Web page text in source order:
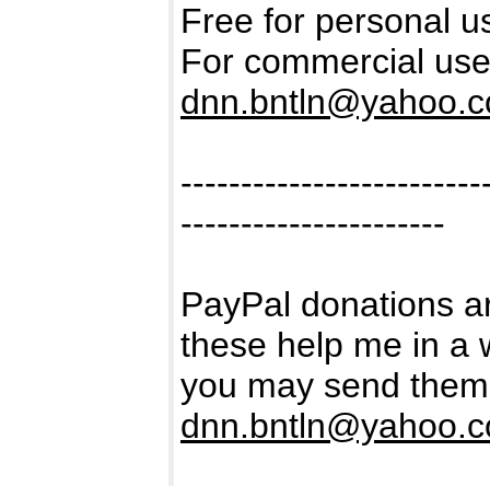
Free for personal
For commercial
----------------------
PayPal donations
these help me in a
you may send